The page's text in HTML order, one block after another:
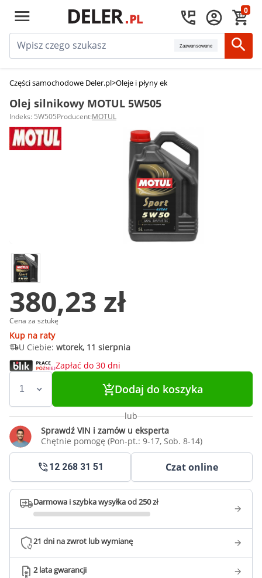
0
Zaawansowane
Części samochodowe Deler.pl>Oleje i płyny eksploatacyjne
Olej silnikowy MOTUL 5W505
Indeks: 5W505Producent:MOTUL
380,23 zł
Cena za sztukę
Kup na raty
U Ciebie: wtorek, 11 sierpnia
Zapłać do 30 dni
Dodaj do koszyka
lub
Sprawdź VIN i zamów u eksperta
Chętnie pomogę (Pon-pt.: 9-17, Sob. 8-14)
12 268 31 51 Czat online
Darmowa i szybka wysyłka od 250 zł
21 dni na zwrot lub wymianę
2 lata gwarancji